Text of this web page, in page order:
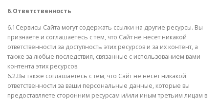
6.Ответственность
6.1Сервисы Сайта могут содержать ссылки на другие ресурсы. Вы
признаете и соглашаетесь с тем, что Сайт не несет никакой
ответственности за доступность этих ресурсов и за их контент, а
также за любые последствия, связанные с использованием вами
контента этих ресурсов.
6.2.Вы также соглашаетесь с тем, что Сайт не несёт никакой
ответственности за ваши персональные данные, которые вы
предоставляете сторонним ресурсам и/или иным третьим лицам в